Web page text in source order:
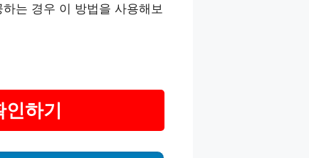
는 경우 이 방법을 사용해보
하기